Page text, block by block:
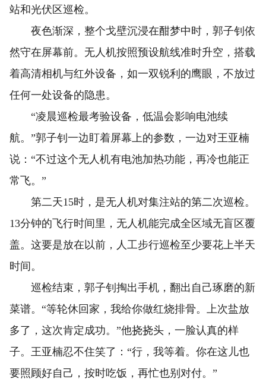
站和光伏区巡检。
夜色渐深，整个戈壁沉浸在酣梦中时，郭子钊依
然守在屏幕前。无人机按照预设航线准时升空，搭载
着高清相机与红外设备，如一双锐利的鹰眼，不放过
任何一处设备的隐患。
“凌晨巡检最考验设备，低温会影响电池续
航。”郭子钊一边盯着屏幕上的参数，一边对王亚楠
说：“不过这个无人机有电池加热功能，再冷也能正
常飞。”
第二天15时，是无人机对集注站的第二次巡检。
13分钟的飞行时间里，无人机能完成全区域无盲区覆
盖。这要是放在以前，人工步行巡检至少要花上半天
时间。
巡检结束，郭子钊掏出手机，翻出自己琢磨的新
菜谱。“等轮休回家，我给你做红烧排骨。上次盐放
多了，这次肯定成功。”他挠挠头，一脸认真的样
子。王亚楠忍不住笑了：“行，我等着。你在这儿也
要照顾好自己，按时吃饭，再忙也别对付。”